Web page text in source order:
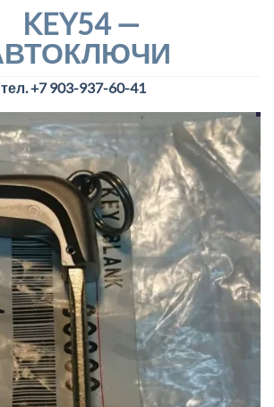
тел. +7 903-937-60-41